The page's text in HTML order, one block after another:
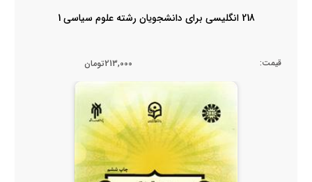
218 انگلیسی برای دانشجویان رشته علوم سیاسی 1
قیمت: 213,000تومان